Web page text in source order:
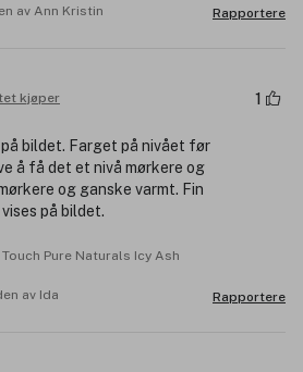
av Ann Kristin
Rapportere
kjøper 1
på bildet. Farget på nivået før
å få det et nivå mørkere og
og ganske varmt. Fin
på bildet.
Pure Naturals Icy Ash
av Ida
Rapportere